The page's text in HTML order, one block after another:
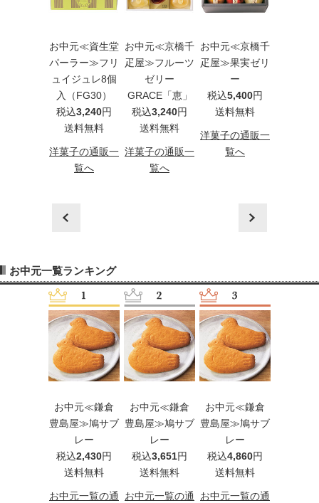
お中元≪資生堂
パーラー≫フリ
ュイジュレ8個
入（FG30）
税込3,240円
送料無料
洋菓子の通販一
覧へ
お中元≪京橋千
疋屋≫フルーツ
ゼリー
GRACE「恵」
税込3,240円
送料無料
洋菓子の通販一
覧へ
お中元≪京橋千
疋屋≫果実ゼリ
ー
税込5,400円
送料無料
洋菓子の通販一
覧へ
prev next
お中元一覧ランキング
お中元≪鎌倉
豊島屋≫鳩サブ
レー
税込2,430円
送料無料
お中元一覧の通
お中元≪鎌倉
豊島屋≫鳩サブ
レー
税込3,651円
送料無料
お中元一覧の通
お中元≪鎌倉
豊島屋≫鳩サブ
レー
税込4,860円
送料無料
お中元一覧の通